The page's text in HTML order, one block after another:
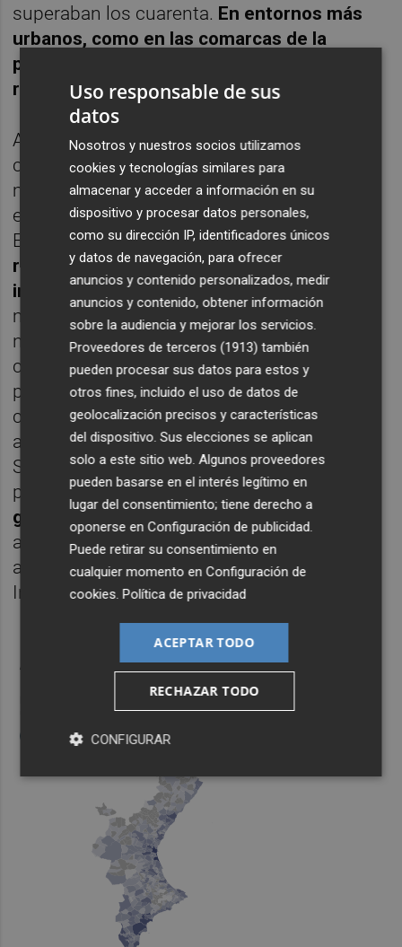
superaban los cuarenta. En entornos más
urbanos, como en las comarcas de la
periferia de València, también se han
registrado reducciones relevantes
Ante este escenario, y con el fin de evitar el
cierre de muchas unidades educativas y
mejorar por el camino la calidad de la
enseñanza, desde la Conselleria de
Educación abogan por una reducción de las
ratios allí donde la caída de la natalidad
impacta con mayor fuerza. “En los
municipios donde vemos que ese descenso
no es un pico de un año, sino que es
constante, lo que se hace es bajar la ratio
para todos los centros públicos y
concertados”, confirma el secretario
autonómico de Educación,Miguel Soler
Según explica, otra de las medidas
propuestas esla incorporación de aulas
gratuitas de alumnos de dos años “en
aquellos centros que iban perdiendo
alumnado y tenían disponible un aula de
Infantil” para ampliar las matriculaciones.
Uso responsable de sus
datos
Nosotros y nuestros socios utilizamos
cookies y tecnologías similares para
almacenar y acceder a información en su
dispositivo y procesar datos personales,
como su dirección IP, identificadores únicos
y datos de navegación, para ofrecer
anuncios y contenido personalizados, medir
anuncios y contenido, obtener información
sobre la audiencia y mejorar los servicios.
Proveedores de terceros (1913) también
pueden procesar sus datos para estos y
otros fines, incluido el uso de datos de
geolocalización precisos y características
del dispositivo. Sus elecciones se aplican
solo a este sitio web. Algunos proveedores
pueden basarse en el interés legítimo en
lugar del consentimiento; tiene derecho a
oponerse enConfiguración de publicidad.
Puede retirar su consentimiento en
cualquier momento enConfiguración de
cookies.Política de privacidad
ACEPTAR TODO
RECHAZAR TODO
CONFIGURAR